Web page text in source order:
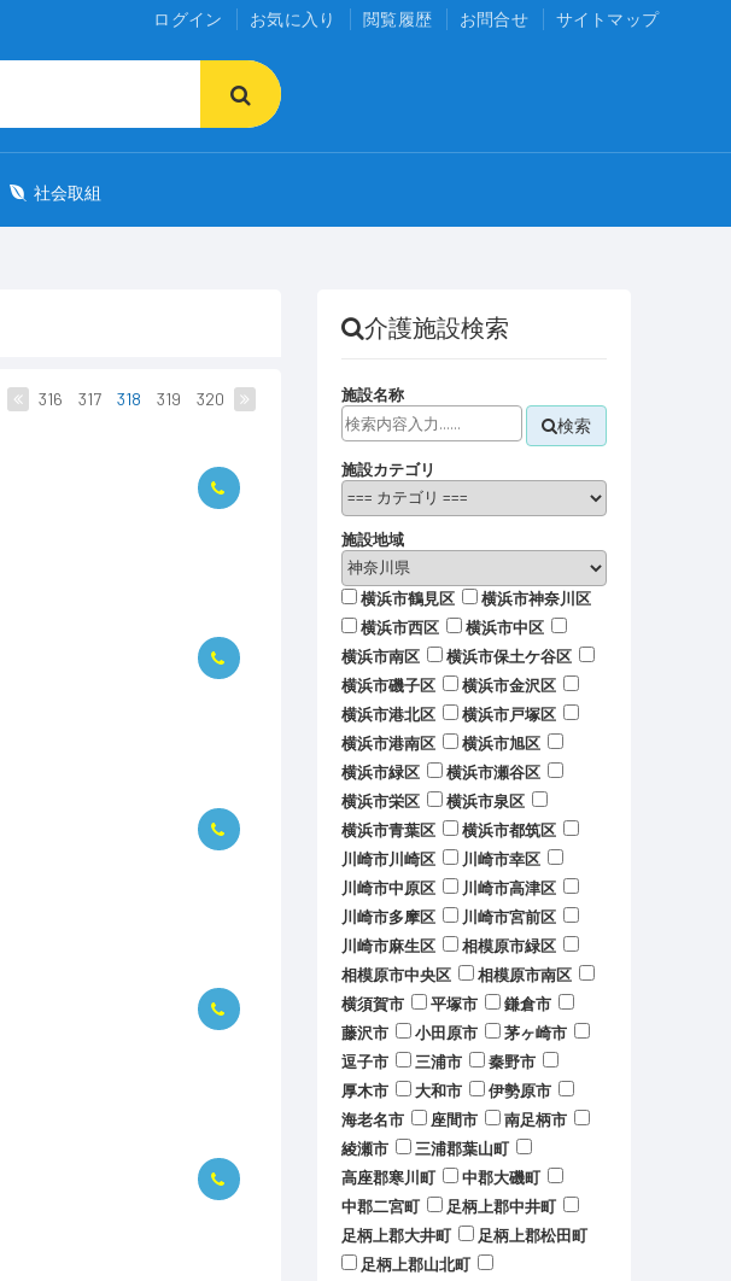
ログイン お気に入り 閲覧履歴 お問合せ サイトマップ
社会取組
316 317 318 319 320
介護施設検索
施設名称
検索
施設カテゴリ
施設地域
横浜市鶴見区
横浜市神奈川区
横浜市西区
横浜市中区
横浜市南区
横浜市保土ケ谷区
横浜市磯子区
横浜市金沢区
横浜市港北区
横浜市戸塚区
横浜市港南区
横浜市旭区
横浜市緑区
横浜市瀬谷区
横浜市栄区
横浜市泉区
横浜市青葉区
横浜市都筑区
川崎市川崎区
川崎市幸区
川崎市中原区
川崎市高津区
川崎市多摩区
川崎市宮前区
川崎市麻生区
相模原市緑区
相模原市中央区
相模原市南区
横須賀市
平塚市
鎌倉市
藤沢市
小田原市
茅ヶ崎市
逗子市
三浦市
秦野市
厚木市
大和市
伊勢原市
海老名市
座間市
南足柄市
綾瀬市
三浦郡葉山町
高座郡寒川町
中郡大磯町
中郡二宮町
足柄上郡中井町
足柄上郡大井町
足柄上郡松田町
足柄上郡山北町